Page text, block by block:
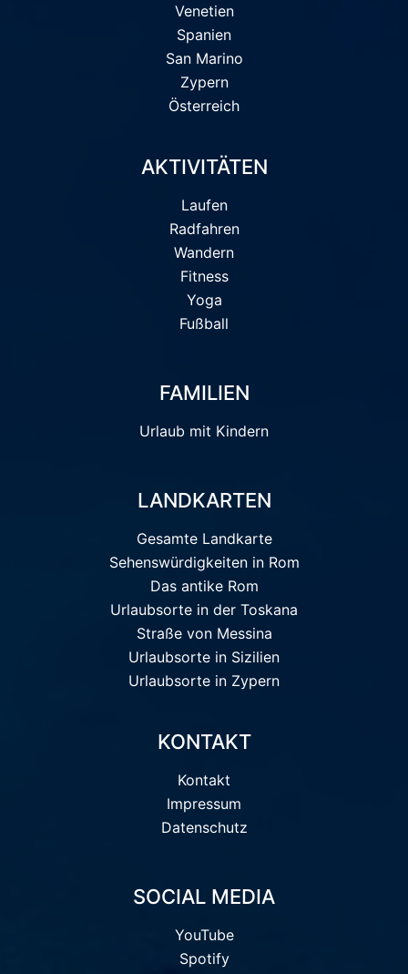
Venetien
Spanien
San Marino
Zypern
Österreich
AKTIVITÄTEN
Laufen
Radfahren
Wandern
Fitness
Yoga
Fußball
FAMILIEN
Urlaub mit Kindern
LANDKARTEN
Gesamte Landkarte
Sehenswürdigkeiten in Rom
Das antike Rom
Urlaubsorte in der Toskana
Straße von Messina
Urlaubsorte in Sizilien
Urlaubsorte in Zypern
KONTAKT
Kontakt
Impressum
Datenschutz
SOCIAL MEDIA
YouTube
Spotify